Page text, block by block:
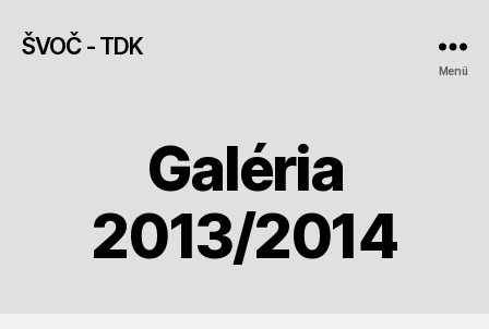
ŠVOČ - TDK
Menü
Galéria
2013/2014